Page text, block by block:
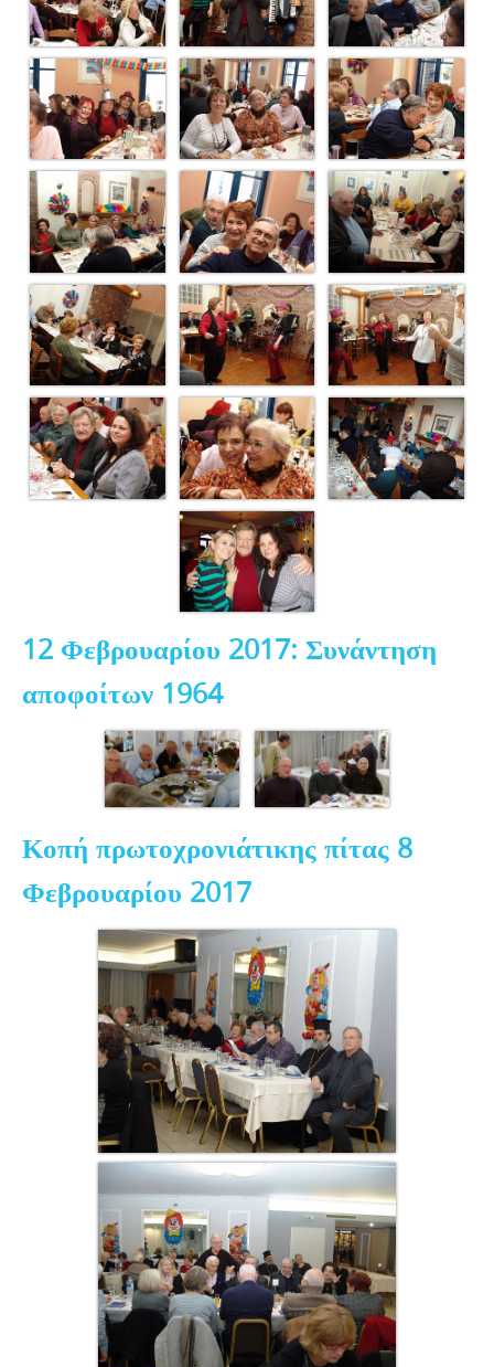
12 Φεβρουαρίου 2017: Συνάντηση
αποφοίτων 1964
Κοπή πρωτοχρονιάτικης πίτας 8
Φεβρουαρίου 2017